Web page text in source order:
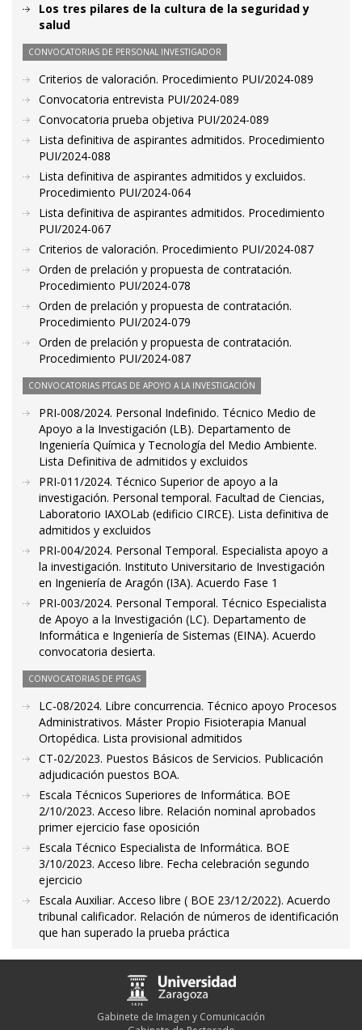
Los tres pilares de la cultura de la seguridad y
salud
CONVOCATORIAS DE PERSONAL INVESTIGADOR
Criterios de valoración. Procedimiento PUI/2024-089
Convocatoria entrevista PUI/2024-089
Convocatoria prueba objetiva PUI/2024-089
Lista definitiva de aspirantes admitidos. Procedimiento
PUI/2024-088
Lista definitiva de aspirantes admitidos y excluidos.
Procedimiento PUI/2024-064
Lista definitiva de aspirantes admitidos. Procedimiento
PUI/2024-067
Criterios de valoración. Procedimiento PUI/2024-087
Orden de prelación y propuesta de contratación.
Procedimiento PUI/2024-078
Orden de prelación y propuesta de contratación.
Procedimiento PUI/2024-079
Orden de prelación y propuesta de contratación.
Procedimiento PUI/2024-087
CONVOCATORIAS PTGAS DE APOYO A LA INVESTIGACIÓN
PRI-008/2024. Personal Indefinido. Técnico Medio de
Apoyo a la Investigación (LB). Departamento de
Ingeniería Química y Tecnología del Medio Ambiente.
Lista Definitiva de admitidos y excluidos
PRI-011/2024. Técnico Superior de apoyo a la
investigación. Personal temporal. Facultad de Ciencias,
Laboratorio IAXOLab (edificio CIRCE). Lista definitiva de
admitidos y excluidos
PRI-004/2024. Personal Temporal. Especialista apoyo a
la investigación. Instituto Universitario de Investigación
en Ingeniería de Aragón (I3A). Acuerdo Fase 1
PRI-003/2024. Personal Temporal. Técnico Especialista
de Apoyo a la Investigación (LC). Departamento de
Informática e Ingeniería de Sistemas (EINA). Acuerdo
convocatoria desierta.
CONVOCATORIAS DE PTGAS
LC-08/2024. Libre concurrencia. Técnico apoyo Procesos
Administrativos. Máster Propio Fisioterapia Manual
Ortopédica. Lista provisional admitidos
CT-02/2023. Puestos Básicos de Servicios. Publicación
adjudicación puestos BOA.
Escala Técnicos Superiores de Informática. BOE
2/10/2023. Acceso libre. Relación nominal aprobados
primer ejercicio fase oposición
Escala Técnico Especialista de Informática. BOE
3/10/2023. Acceso libre. Fecha celebración segundo
ejercicio
Escala Auxiliar. Acceso libre ( BOE 23/12/2022). Acuerdo
tribunal calificador. Relación de números de identificación
que han superado la prueba práctica
Gabinete de Imagen y Comunicación